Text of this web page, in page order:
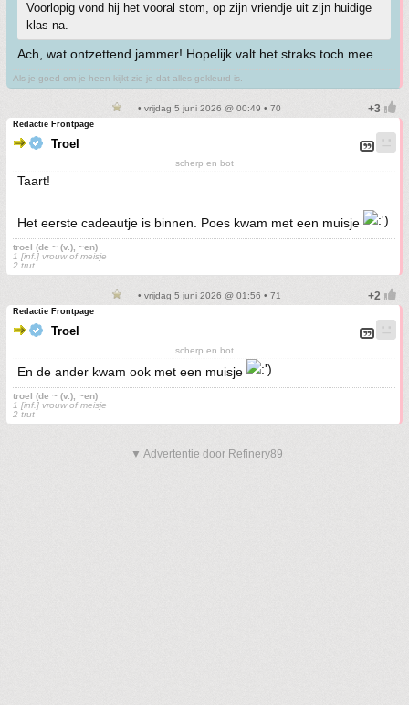
Voorlopig vond hij het vooral stom, op zijn vriendje uit zijn huidige
klas na.
Ach, wat ontzettend jammer! Hopelijk valt het straks toch mee..
Als je goed om je heen kijkt zie je dat alles gekleurd is.
• vrijdag 5 juni 2026 @ 00:49 • 70
Redactie Frontpage
Troel
scherp en bot
Taart!
Het eerste cadeautje is binnen. Poes kwam met een muisje
troel (de ~ (v.), ~en)
1 [inf.] vrouw of meisje
2 trut
• vrijdag 5 juni 2026 @ 01:56 • 71
Redactie Frontpage
Troel
scherp en bot
En de ander kwam ook met een muisje
troel (de ~ (v.), ~en)
1 [inf.] vrouw of meisje
2 trut
▼ Advertentie door Refinery89